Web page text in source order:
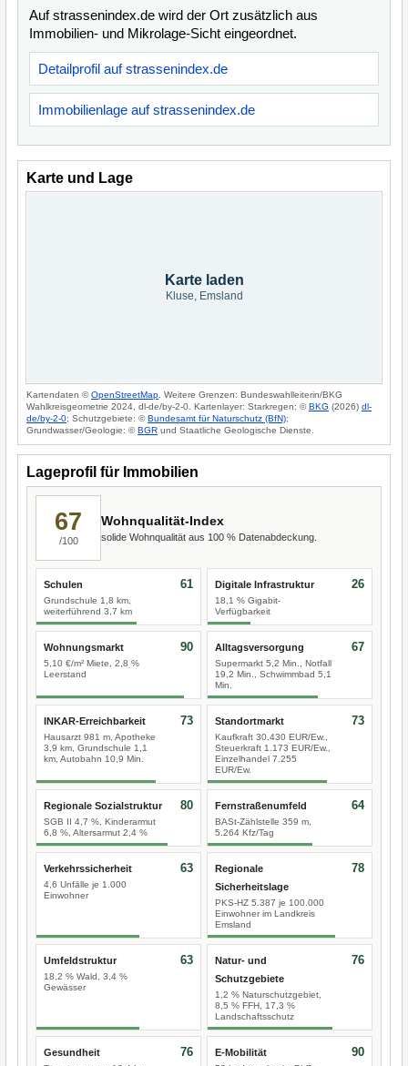
Auf strassenindex.de wird der Ort zusätzlich aus
Immobilien- und Mikrolage-Sicht eingeordnet.
Detailprofil auf strassenindex.de
Immobilienlage auf strassenindex.de
Karte und Lage
Karte laden
Kluse, Emsland
Kartendaten ©OpenStreetMap . Weitere Grenzen: Bundeswahlleiterin/BKG
Wahlkreisgeometrie 2024, dl-de/by-2-0. Kartenlayer: Starkregen: ©BKG (2026) dl-
de/by-2-0; Schutzgebiete: ©Bundesamt für Naturschutz (BfN);
Grundwasser/Geologie: ©BGR und Staatliche Geologische Dienste.
Lageprofil für Immobilien
67
/100
Wohnqualität-Index
solide Wohnqualität aus 100 % Datenabdeckung.
Schulen
Grundschule 1,8 km,
weiterführend 3,7 km
61 Digitale Infrastruktur
18,1 % Gigabit-
Verfügbarkeit
26
Wohnungsmarkt
5,10 €/m² Miete, 2,8 %
Leerstand
90 Alltagsversorgung
Supermarkt 5,2 Min., Notfall
19,2 Min., Schwimmbad 5,1
Min.
67
INKAR-Erreichbarkeit
Hausarzt 981 m, Apotheke
3,9 km, Grundschule 1,1
km, Autobahn 10,9 Min.
73 Standortmarkt
Kaufkraft 30.430 EUR/Ew.,
Steuerkraft 1.173 EUR/Ew.,
Einzelhandel 7.255
EUR/Ew.
73
Regionale Sozialstruktur
SGB II 4,7 %, Kinderarmut
6,8 %, Altersarmut 2,4 %
80 Fernstraßenumfeld
BASt-Zählstelle 359 m,
5.264 Kfz/Tag
64
Verkehrssicherheit
4,6 Unfälle je 1.000
Einwohner
63
Regionale
Sicherheitslage
PKS-HZ 5.387 je 100.000
Einwohner im Landkreis
Emsland
78
Umfeldstruktur
18,2 % Wald, 3,4 %
Gewässer
63
Natur- und
Schutzgebiete
1,2 % Naturschutzgebiet,
8,5 % FFH, 17,3 %
Landschaftsschutz
76
Gesundheit 76 E-Mobilität 90